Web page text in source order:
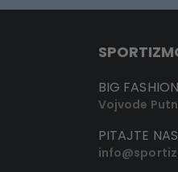
BIG
Vojvode
PITAJTE